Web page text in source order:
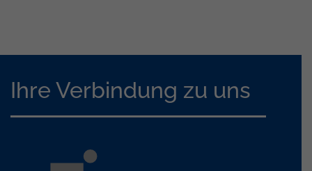
Ihre Verbindung zu uns